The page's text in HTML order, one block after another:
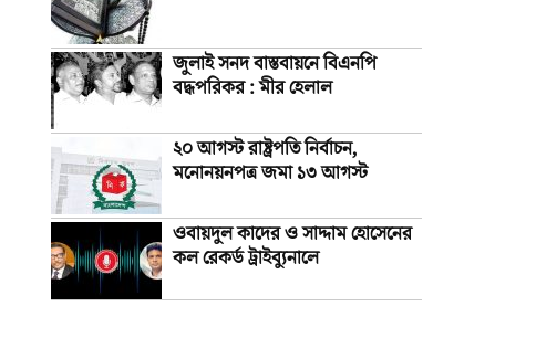
জুলাই সনদ বাস্তবায়নে বিএনপি
বদ্ধপরিকর : মীর হেলাল
২০ আগস্ট রাষ্ট্রপতি নির্বাচন,
মনোনয়নপত্র জমা ১৩ আগস্ট
ওবায়দুল কাদের ও সাদ্দাম হোসেনের
কল রেকর্ড ট্রাইব্যুনালে